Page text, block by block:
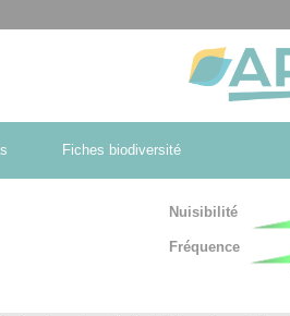
Fiches biodiversité
Nuisibilité
Fréquence